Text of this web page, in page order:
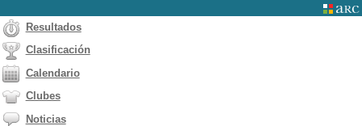
Resultados
Clasificación
Calendario
Clubes
Noticias